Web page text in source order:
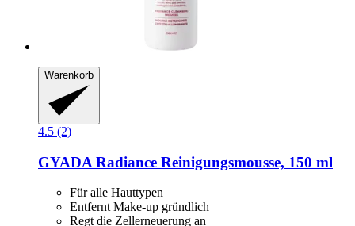
Warenkorb
4.5 (2)
GYADA Radiance Reinigungsmousse, 150 ml
Für alle Hauttypen
Entfernt Make-up gründlich
Regt die Zellerneuerung an